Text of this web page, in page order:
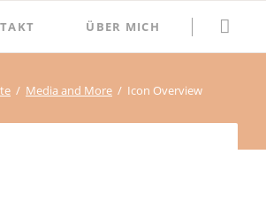
überspringen
ÜBER MICH
Media and More Icon Overview